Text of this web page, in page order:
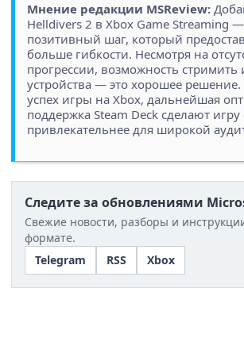
Мнение редакции MSReview:
Helldivers 2 в Xbox Game Streaming
позитивный шаг, который
больше гибкости. Несмотря на
прогрессии, возможность стримить
устройства — это хорошее
успех игры на Xbox, дальнейшая
поддержка Steam Deck сделают
привлекательнее для широкой
Следите за обновлениями
Свежие новости, разборы и
формате.
Telegram
RSS Xbox